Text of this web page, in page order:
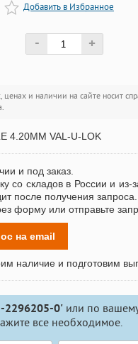
Добавить в Избранное
- +
и наличии на сайте носит
4.20MM VAL-U-LOK
и под заказ.
со складов в России и из-
после получения запроса.
форму или отправьте
на email
наличие и подготовим
2296205-0' или по
все необходимое.